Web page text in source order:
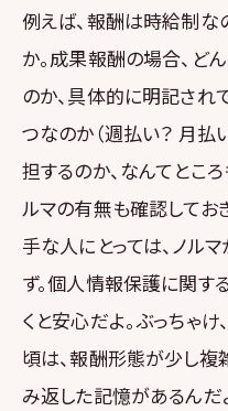
例えば、報酬は時給制な
か。成果報酬の場合、ど
のか、具体的に明記され
つなのか（週払い？ 月払
担するのか、なんてとこ
ルマの有無も確認してお
手な人にとっては、ノル
ず。個人情報保護に関す
くと安心だよ。ぶっちゃ
頃は、報酬形態が少し複
み返した記憶があるんだ